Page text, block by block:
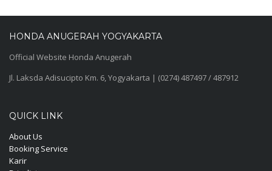
HONDA ANUGERAH YOGYAKARTA
Official Website Honda Anugerah
Jl. Laksda Adisucipto Km. 6, Yogyakarta | (0274) 487497 / 487912
QUICK LINK
About Us
Booking Service
Karir